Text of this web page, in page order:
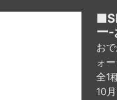
ー-
お
ォ
全1
10